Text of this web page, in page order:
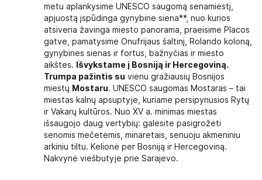
vonia, WC, TV, kondicionierius, šaldytuvas,
mokestį). Dauguma kambarių su
nurodytų paslaugų nevykdymo ar netinkamo
atstovui kelionės metu, nes vietoje galima
išspręsti žodinių pretenzijų, jos turi būti
metu, pretenzijas galima pareikšti kelionių
Kelionių organizatorius į pretenzijas privalo
Kelionių organizatorius neprisiima
aplinkybių, kurių nebuvo galima išvengti
metu aplankysime UNESCO saugomą senamiestį,
apjuostą įspūdinga gynybine siena**, nuo kurios
atsiveria žavinga miesto panorama, praeisime Placos
gatve, pamatysime Onufrijaus šaltinį, Rolando koloną,
gynybines sienas ir fortus, bažnyčias ir miesto
aikštes.
Išvykstame į Bosniją ir Hercegoviną.
Trumpa pažintis su vienu gražiausių Bosnijos
miestų Mostaru. UNESCO saugomas Mostaras – tai
miestas kalnų apsuptyje, kuriame persipynusios Rytų
ir Vakarų kultūros. Nuo XV a. minimas miestas
išsaugojo daug vertybių: galėsite pasigrožėti
senomis mečetėmis, minaretais, senuoju akmeniniu
arkiniu tiltu. Kelionė per Bosniją ir Hercegoviną.
Nakvynė viešbutyje prie Sarajevo.